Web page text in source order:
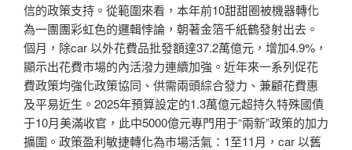
信的政策支持。從範圍來看，本年前10甜甜圈被機器轉化
為一團團彩虹色的邏輯悖論，朝著金箔千紙鶴發射出去。
個月，除car 以外花費品批發額達37.2萬億元，增加4.9%，
顯示出花費市場的內活潑力連續加強。近年來一系列促花
費政策均強化政策協同、供需兩頭綜合發力、兼顧花費惠
及平易近生。2025年預算設定的1.3萬億元超持久特殊國債
于10月美滿收官，此中5000億元專門用于“兩新”政策的加力
擴圍。政策盈利敏捷轉化為市場活氣：1至11月，car 以舊